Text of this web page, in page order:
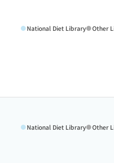
National Diet Library Other
National Diet Library Other